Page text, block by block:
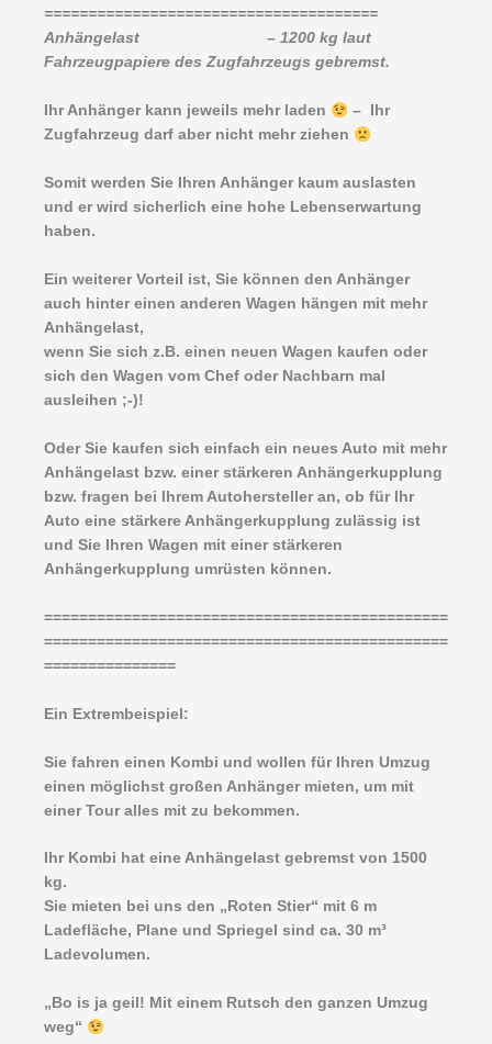
======================================
Anhängelast – 1200 kg laut
Fahrzeugpapiere des Zugfahrzeugs gebremst.
Ihr Anhänger kann jeweils mehr laden
– Ihr
Zugfahrzeug darf aber nicht mehr ziehen
Somit werden Sie Ihren Anhänger kaum auslasten
und er wird sicherlich eine hohe Lebenserwartung
haben.
Ein weiterer Vorteil ist, Sie können den Anhänger
auch hinter einen anderen Wagen hängen mit mehr
Anhängelast,
wenn Sie sich z.B. einen neuen Wagen kaufen oder
sich den Wagen vom Chef oder Nachbarn mal
ausleihen ;-)!
Oder Sie kaufen sich einfach ein neues Auto mit mehr
Anhängelast bzw. einer stärkeren Anhängerkupplung
bzw. fragen bei Ihrem Autohersteller an, ob für Ihr
Auto eine stärkere Anhängerkupplung zulässig ist
und Sie Ihren Wagen mit einer stärkeren
Anhängerkupplung umrüsten können.
==============================================
==============================================
===============
Ein Extrembeispiel:
Sie fahren einen Kombi und wollen für Ihren Umzug
einen möglichst großen Anhänger mieten, um mit
einer Tour alles mit zu bekommen.
Ihr Kombi hat eine Anhängelast gebremst von 1500
kg.
Sie mieten bei uns den „Roten Stier“ mit 6 m
Ladefläche, Plane und Spriegel sind ca. 30 m³
Ladevolumen.
„Bo is ja geil! Mit einem Rutsch den ganzen Umzug
weg“